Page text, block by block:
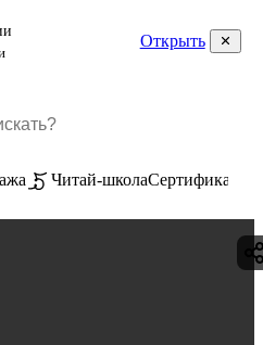
Открыть
Читай-школаСертификаты